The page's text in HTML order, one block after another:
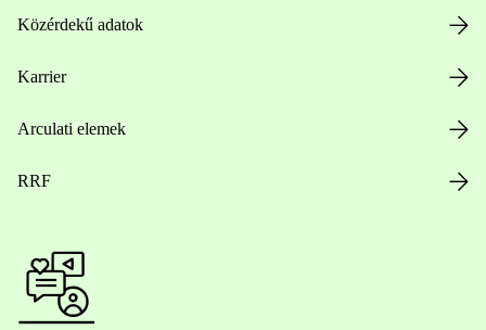
Közérdekű adatok
Karrier
Arculati elemek
RRF